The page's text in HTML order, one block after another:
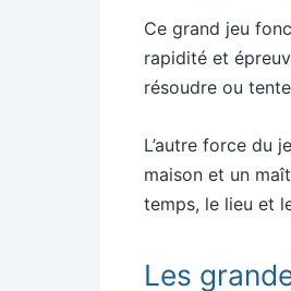
Ce grand jeu
rapidité et
résoudre ou
L’autre force du
maison et un
temps, le lieu et
Les